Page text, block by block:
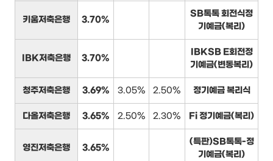
키움저축은행 3.70%
SB톡톡 회전식정
기예금(복리)
IBK저축은행 3.70%
IBKSB E회전정
기예금(변동복리)
청주저축은행 3.69% 3.05% 2.50% 정기예금 복리식
다올저축은행 3.65% 2.50% 2.30% Fi 정기예금(복리)
영진저축은행 3.65%
(특판)SB톡톡-정
기예금(복리)